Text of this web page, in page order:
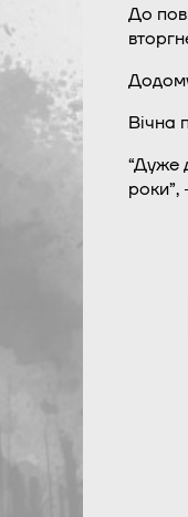
До
Вічна
“Дуже
роки”,